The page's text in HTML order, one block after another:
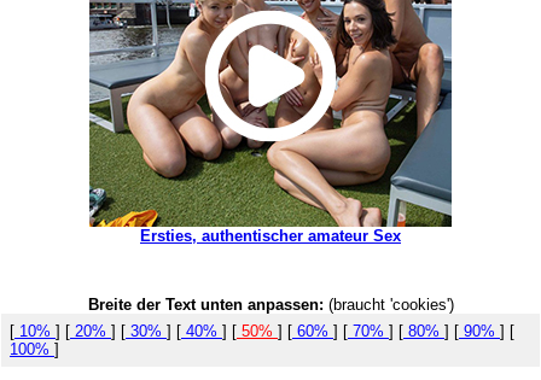
Ersties, authentischer amateur Sex
Breite der Text unten anpassen: (braucht 'cookies')
[ 10% ] [ 20% ] [ 30% ] [ 40% ] [ 50% ] [ 60% ] [ 70% ] [ 80% ] [ 90% ] [
100% ]